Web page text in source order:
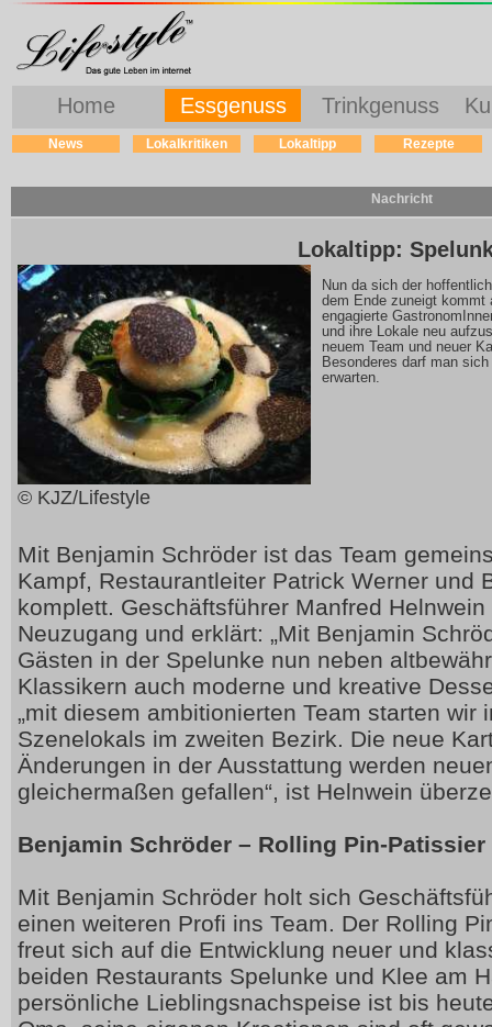
Home Essgenuss Trinkgenuss
News Lokalkritiken Lokaltipp Rezepte
Nachricht
Lokaltipp:
© KJZ/Lifestyle
Nun da sich der
dem Ende zuneigt kommt
engagierte
und ihre Lokale neu
neuem Team und neuer
Besonderes darf man
erwarten.
Mit Benjamin Schröder ist das Team
Kampf, Restaurantleiter Patrick Werner und
komplett. Geschäftsführer Manfred
Neuzugang und erklärt: „Mit Benjamin
Gästen in der Spelunke nun neben
Klassikern auch moderne und kreative
„mit diesem ambitionierten Team starten wir
Szenelokals im zweiten Bezirk. Die neue
Änderungen in der Ausstattung werden
gleichermaßen gefallen“, ist Helnwein
Benjamin Schröder – Rolling Pin-Patissier
Mit Benjamin Schröder holt sich
einen weiteren Profi ins Team. Der Rolling
freut sich auf die Entwicklung neuer und
beiden Restaurants Spelunke und Klee am
persönliche Lieblingsnachspeise ist bis